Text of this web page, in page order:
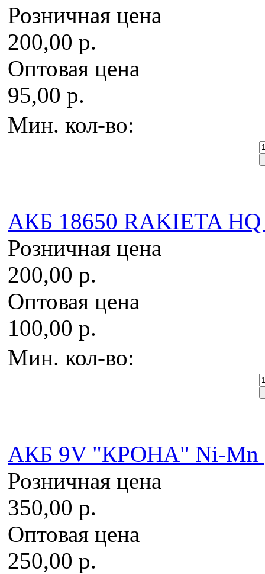
Розничная цена
200,00 р.
Оптовая цена
95,00 р.
Мин. кол-во:
AКБ 18650 RAKIETA
Розничная цена
200,00 р.
Оптовая цена
100,00 р.
Мин. кол-во:
AКБ 9V "КРОНА" Ni-
Розничная цена
350,00 р.
Оптовая цена
250,00 р.